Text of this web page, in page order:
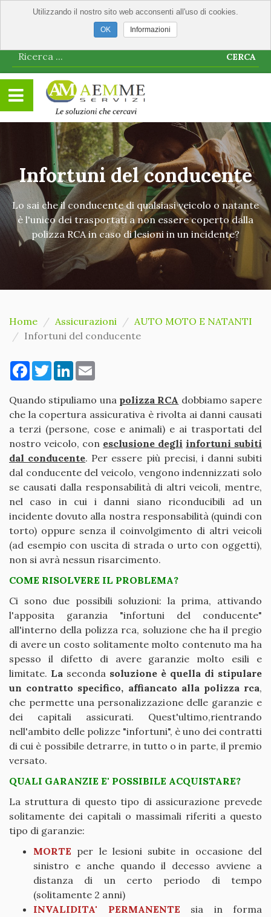
CERCA
Infortuni del conducente
Lo sai che il conducente di qualsiasi veicolo o natante
è l'unico dei trasportati a non essere coperto dalla
polizza RCA in caso di lesioni in un incidente?
Home Assicurazioni
AUTO MOTO E NATANTI
Infortuni del conducente
Facebook
TwitterLinkedIn
Quando stipuliamo una polizza RCA dobbiamo sapere
che la copertura assicurativa è rivolta ai danni causati
a terzi (persone, cose e animali) e ai trasportati del
nostro veicolo, con esclusione degli infortuni subiti
dal conducente. Per essere più precisi, i danni subiti
dal conducente del veicolo, vengono indennizzati solo
se causati dalla responsabilità di altri veicoli, mentre,
nel caso in cui i danni siano riconducibili ad un
incidente dovuto alla nostra responsabilità (quindi con
torto) oppure senza il coinvolgimento di altri veicoli
(ad esempio con uscita di strada o urto con oggetti),
non si avrà nessun risarcimento.
COME RISOLVERE IL PROBLEMA?
Ci sono due possibili soluzioni: la prima, attivando
l'apposita garanzia "infortuni del conducente"
all'interno della polizza rca, soluzione che ha il pregio
di avere un costo solitamente molto contenuto ma ha
spesso il difetto di avere garanzie molto esili e
limitate. La seconda soluzione è quella di stipulare
un contratto specifico, affiancato alla polizza rca,
che permette una personalizzazione delle garanzie e
dei capitali assicurati. Quest'ultimo,rientrando
nell'ambito delle polizze "infortuni", è uno dei contratti
di cui è possibile detrarre, in tutto o in parte, il premio
versato.
QUALI GARANZIE E' POSSIBILE ACQUISTARE?
La struttura di questo tipo di assicurazione prevede
solitamente dei capitali o massimali riferiti a questo
tipo di garanzie:
MORTE per le lesioni subite in occasione del
sinistro e anche quando il decesso avviene a
distanza di un certo periodo di tempo
(solitamente 2 anni)
INVALIDITA' PERMANENTE sia in forma
Utilizzando il nostro sito web acconsenti all'uso di cookies.
Informazioni